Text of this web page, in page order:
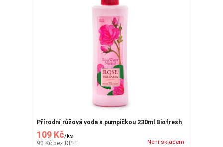
Přírodní růžová voda s pumpičkou 230ml Biofresh
109 Kč/ks
90 Kč bez DPH Není skladem